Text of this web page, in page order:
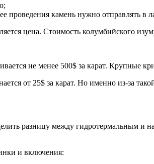
проведения камень нужно отправлять в
цена. Стоимость колумбийского
не менее 500$ за карат. Крупные
от 25$ за карат. Но именно из-за
разницу между гидротермальным и
и включения: